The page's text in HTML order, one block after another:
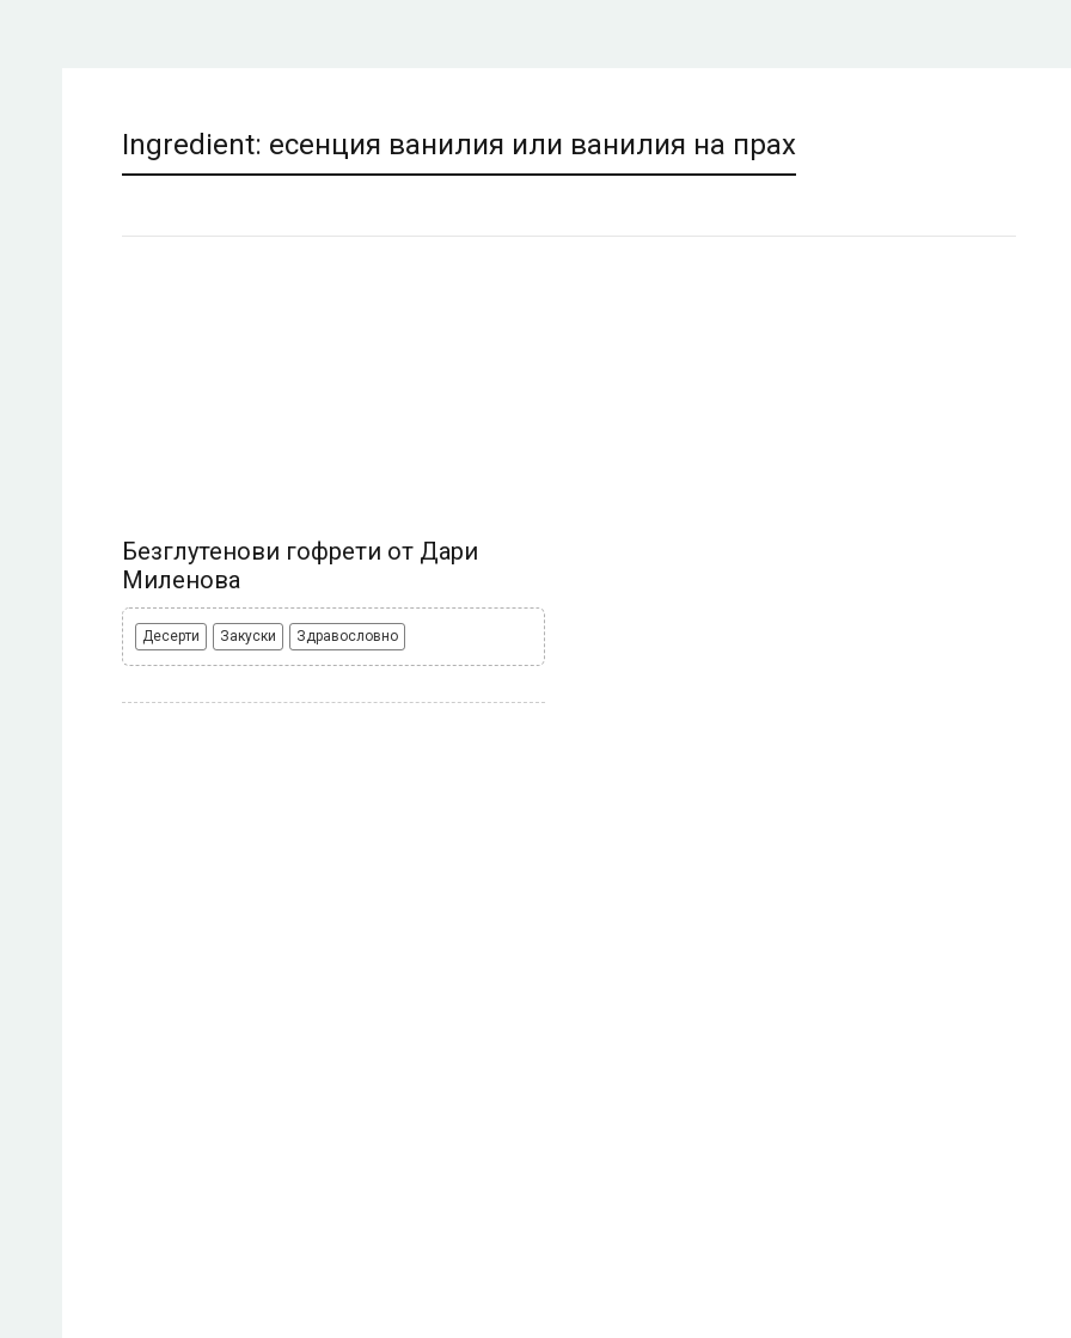
Ingredient: есенция ванилия или ванилия на прах
Безглутенови гофрети от Дари
Миленова
Десерти Закуски Здравословно